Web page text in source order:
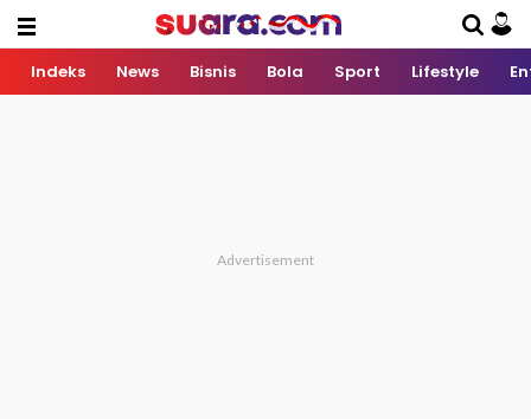
Indeks News Bisnis Bola Sport Lifestyle